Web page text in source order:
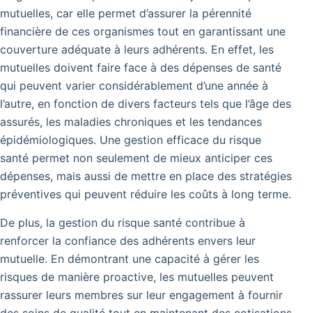
mutuelles, car elle permet d’assurer la pérennité
financière de ces organismes tout en garantissant une
couverture adéquate à leurs adhérents. En effet, les
mutuelles doivent faire face à des dépenses de santé
qui peuvent varier considérablement d’une année à
l’autre, en fonction de divers facteurs tels que l’âge des
assurés, les maladies chroniques et les tendances
épidémiologiques. Une gestion efficace du risque
santé permet non seulement de mieux anticiper ces
dépenses, mais aussi de mettre en place des stratégies
préventives qui peuvent réduire les coûts à long terme.
De plus, la gestion du risque santé contribue à
renforcer la confiance des adhérents envers leur
mutuelle. En démontrant une capacité à gérer les
risques de manière proactive, les mutuelles peuvent
rassurer leurs membres sur leur engagement à fournir